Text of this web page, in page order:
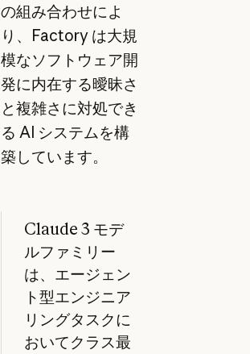
の組み合わせによ
り、Factory は大規
模なソフトウェア開
発に内在する曖昧さ
と複雑さに対処でき
る AI システムを構
築しています。
Claude 3 モデ
ルファミリー
は、エージェン
ト型エンジニア
リングタスクに
おいてクラス最